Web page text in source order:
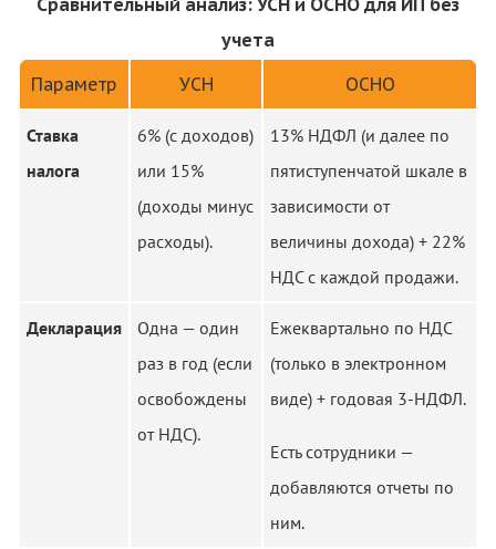
Сравнительный анализ: УСН и ОСНО для ИП без
учета
Параметр
УСН ОСНО
Ставка
налога
6% (с доходов)
или 15%
(доходы минус
расходы).
13% НДФЛ (и далее по
пятиступенчатой шкале в
зависимости от
величины дохода) + 22%
НДС с каждой продажи.
Декларация
Одна — один
раз в год (если
освобождены
от НДС).
Ежеквартально по НДС
(только в электронном
виде) + годовая 3-НДФЛ.
Есть сотрудники —
добавляются отчеты по
ним.